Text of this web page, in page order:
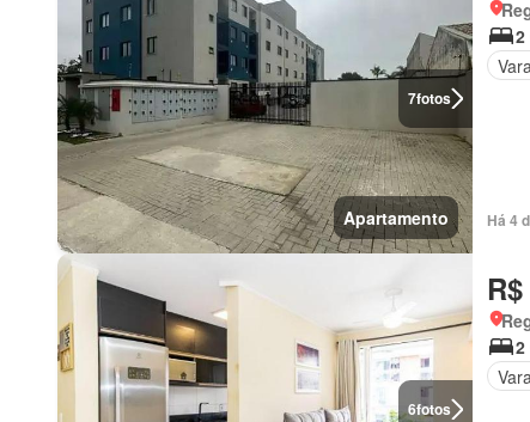
7fotos
Apartamento
2
Há 4
6fotos
2